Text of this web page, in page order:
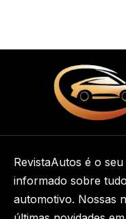
RevistaAutos é o
informado sobre
automotivo. Nossas